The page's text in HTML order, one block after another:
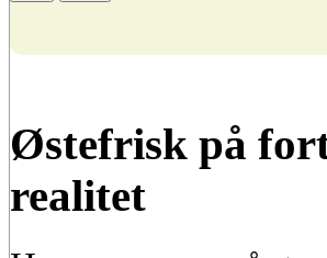
Østefrisk på
realitet